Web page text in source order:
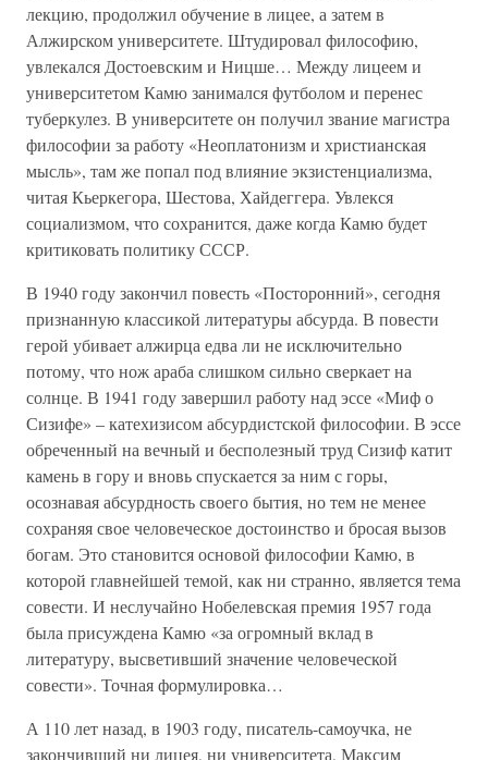
лекцию, продолжил обучение в лицее, а затем в
Алжирском университете. Штудировал философию,
увлекался Достоевским и Ницше… Между лицеем и
университетом Камю занимался футболом и перенес
туберкулез. В университете он получил звание магистра
философии за работу «Неоплатонизм и христианская
мысль», там же попал под влияние экзистенциализма,
читая Кьеркегора, Шестова, Хайдеггера. Увлекся
социализмом, что сохранится, даже когда Камю будет
критиковать политику СССР.
В 1940 году закончил повесть «Посторонний», сегодня
признанную классикой литературы абсурда. В повести
герой убивает алжирца едва ли не исключительно
потому, что нож араба слишком сильно сверкает на
солнце. В 1941 году завершил работу над эссе «Миф о
Сизифе» – катехизисом абсурдистской философии. В эссе
обреченный на вечный и бесполезный труд Сизиф катит
камень в гору и вновь спускается за ним с горы,
осознавая абсурдность своего бытия, но тем не менее
сохраняя свое человеческое достоинство и бросая вызов
богам. Это становится основой философии Камю, в
которой главнейшей темой, как ни странно, является тема
совести. И неслучайно Нобелевская премия 1957 года
была присуждена Камю «за огромный вклад в
литературу, высветивший значение человеческой
совести». Точная формулировка…
А 110 лет назад, в 1903 году, писатель-самоучка, не
закончивший ни лицея, ни университета, Максим